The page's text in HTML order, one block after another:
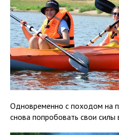
Одновременно с походом на
снова попробовать свои силы